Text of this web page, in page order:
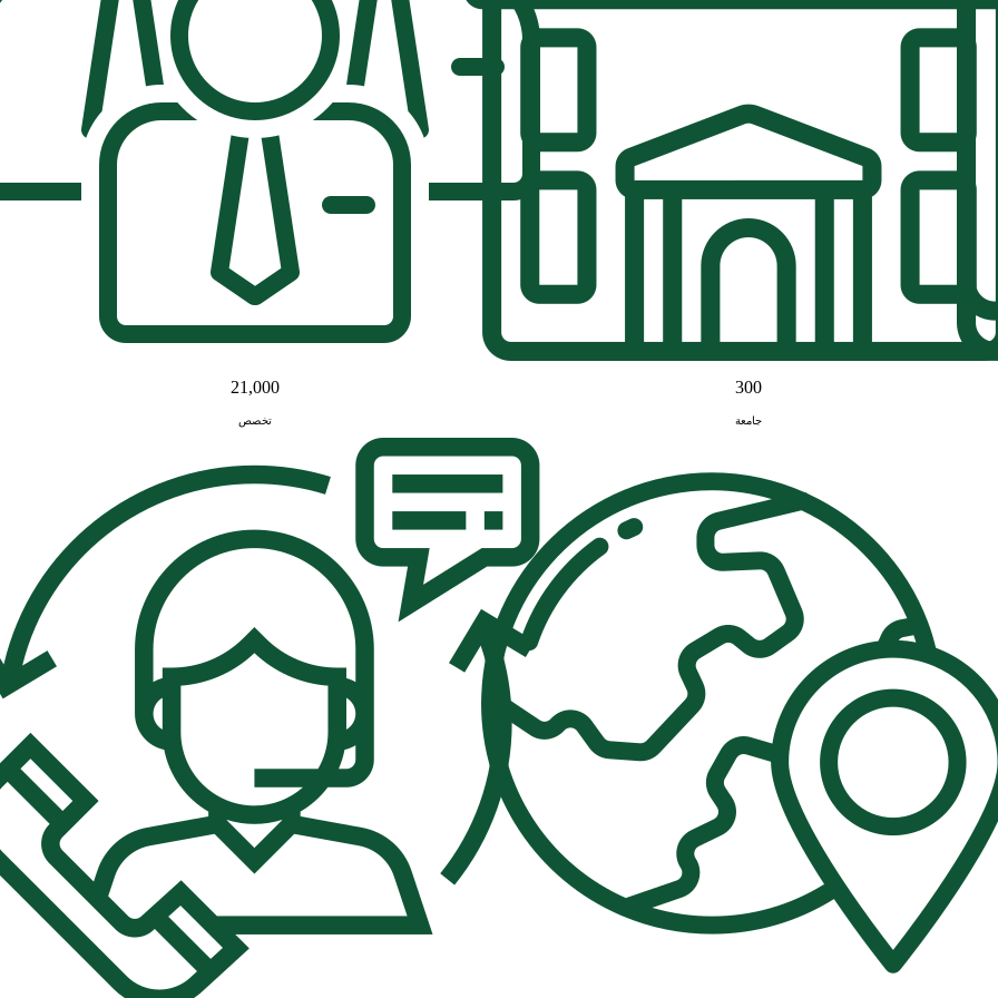
300
جامعة
21,000
تخصص